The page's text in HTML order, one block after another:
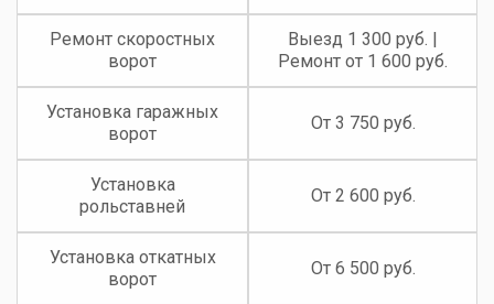
Ремонт скоростных
ворот
Выезд 1 300 руб. |
Ремонт от 1 600 руб.
Установка гаражных
ворот
От 3 750 руб.
Установка
рольставней
От 2 600 руб.
Установка откатных
ворот
От 6 500 руб.